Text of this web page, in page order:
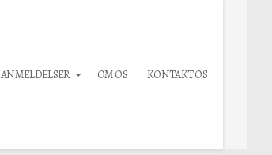
ANMELDELSER OM OS KONTAKT OS